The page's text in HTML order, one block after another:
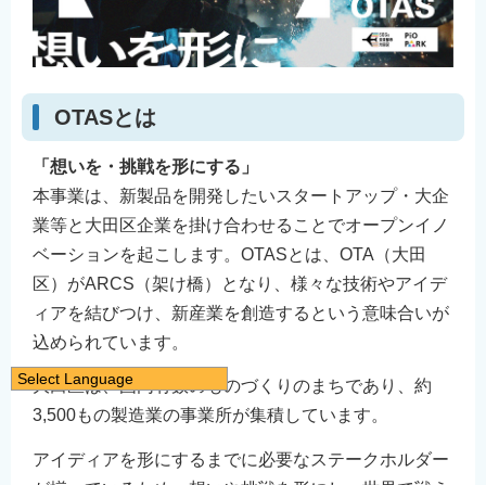
OTASとは
「想いを・挑戦を形にする」
本事業は、新製品を開発したいスタートアップ・大企
業等と大田区企業を掛け合わせることでオープンイノ
ベーションを起こします。OTASとは、OTA（大田
区）がARCS（架け橋）となり、様々な技術やアイデ
ィアを結びつけ、新産業を創造するという意味合いが
込められています。
大田区は、国内有数のものづくりのまちであり、約
3,500もの製造業の事業所が集積しています。
アイディアを形にするまでに必要なステークホルダー
Select Language
日本語